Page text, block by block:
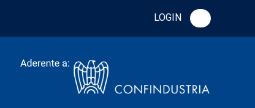
LOGIN